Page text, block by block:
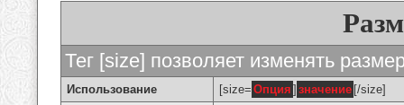
Тег [size] позволяет изменять
Использование [size= Опция ] значение [/size]